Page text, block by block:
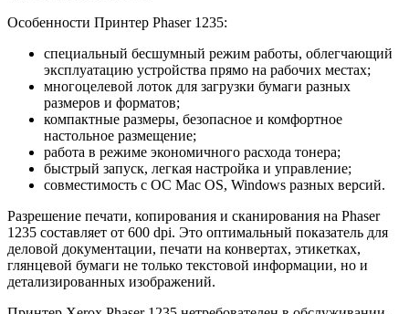
Особенности Принтер Phaser 1235:
специальный бесшумный режим работы, облегчающий
эксплуатацию устройства прямо на рабочих местах;
многоцелевой лоток для загрузки бумаги разных
размеров и форматов;
компактные размеры, безопасное и комфортное
настольное размещение;
работа в режиме экономичного расхода тонера;
быстрый запуск, легкая настройка и управление;
совместимость с ОС Mac OS, Windows разных версий.
Разрешение печати, копирования и сканирования на Phaser
1235 составляет от 600 dpi. Это оптимальный показатель для
деловой документации, печати на конвертах, этикетках,
глянцевой бумаги не только текстовой информации, но и
детализированных изображений.